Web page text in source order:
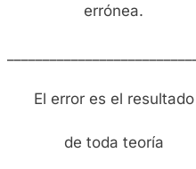
errónea.
El error es el resultado
de toda teoría